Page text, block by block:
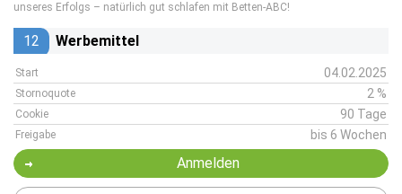
unseres Erfolgs – natürlich gut schlafen mit Betten-ABC!
12 Werbemittel
Start 04.02.2025
Stornoquote 2 %
Cookie 90 Tage
Freigabe bis 6 Wochen
Anmelden